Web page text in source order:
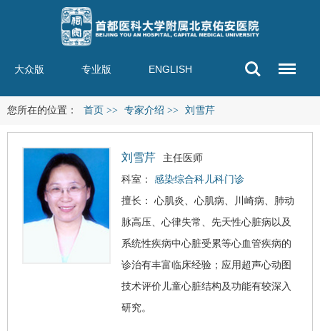
大众版 专业版 ENGLISH
您所在的位置： 首页 >> 专家介绍 >> 刘雪芹
刘雪芹
主任医师
科室： 感染综合科儿科门诊
擅长： 心肌炎、心肌病、川崎病、肺动
脉高压、心律失常、先天性心脏病以及
系统性疾病中心脏受累等心血管疾病的
诊治有丰富临床经验；应用超声心动图
技术评价儿童心脏结构及功能有较深入
研究。